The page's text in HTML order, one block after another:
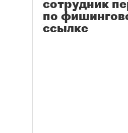
сотрудник
по
ссылке